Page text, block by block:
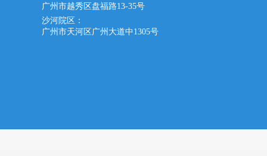
广州市越秀区盘福路13-35号
沙河院区：
广州市天河区广州大道中1305号